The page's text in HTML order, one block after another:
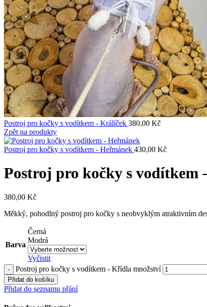
Postroj pro kočky s vodítkem - Králíček 380,00 Kč
Zpět na produkty
Postroj pro kočky s vodítkem - Heřmánek 430,00 Kč
Postroj pro kočky s vodítkem
380,00 Kč
Měkký, pohodlný postroj pro kočky s neobvyklým atraktivním
Barva
Černá
Modrá
Vyčistit
Postroj pro kočky s vodítkem - Křídla množství
Přidat do košíku
Přidat do seznamu přání